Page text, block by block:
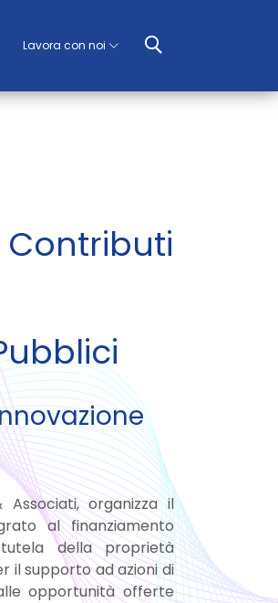
Lavora con noi
Associati, organizza il
al finanziamento
della proprietà
il supporto ad azioni di
opportunità offerte